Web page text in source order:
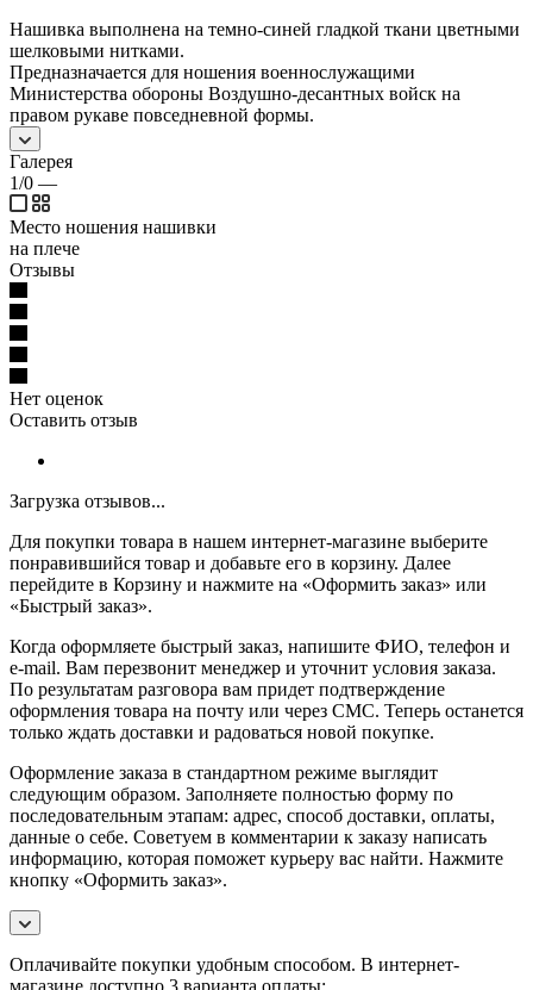
Нашивка выполнена на темно-синей гладкой ткани цветными
шелковыми нитками.
Предназначается для ношения военнослужащими
Министерства обороны Воздушно-десантных войск на
правом рукаве повседневной формы.
Галерея
1/0 —
Место ношения нашивки
на плече
Отзывы
Нет оценок
Оставить отзыв
Загрузка отзывов...
Для покупки товара в нашем интернет-магазине выберите
понравившийся товар и добавьте его в корзину. Далее
перейдите в Корзину и нажмите на «Оформить заказ» или
«Быстрый заказ».
Когда оформляете быстрый заказ, напишите ФИО, телефон и
e-mail. Вам перезвонит менеджер и уточнит условия заказа.
По результатам разговора вам придет подтверждение
оформления товара на почту или через СМС. Теперь останется
только ждать доставки и радоваться новой покупке.
Оформление заказа в стандартном режиме выглядит
следующим образом. Заполняете полностью форму по
последовательным этапам: адрес, способ доставки, оплаты,
данные о себе. Советуем в комментарии к заказу написать
информацию, которая поможет курьеру вас найти. Нажмите
кнопку «Оформить заказ».
Оплачивайте покупки удобным способом. В интернет-
магазине доступно 3 варианта оплаты: